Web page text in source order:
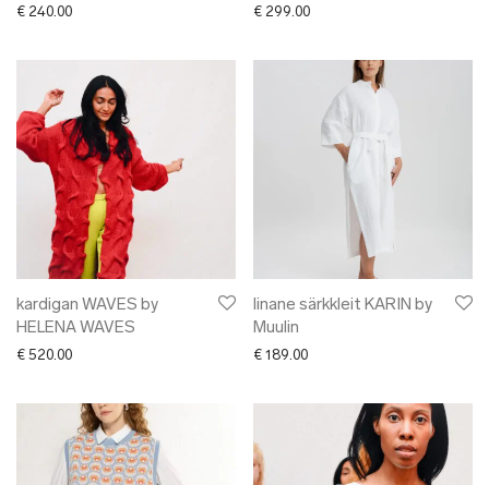
€ 240.00 € 299.00
kardigan WAVES by
HELENA WAVES
€ 520.00
linane särkkleit KARIN by
Muulin
€ 189.00